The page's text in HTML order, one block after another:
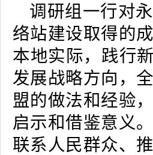
调研组一行对
络站建设取得的
本地实际，践行
发展战略方向，
盟的做法和经验
启示和借鉴意义
联系人民群众、